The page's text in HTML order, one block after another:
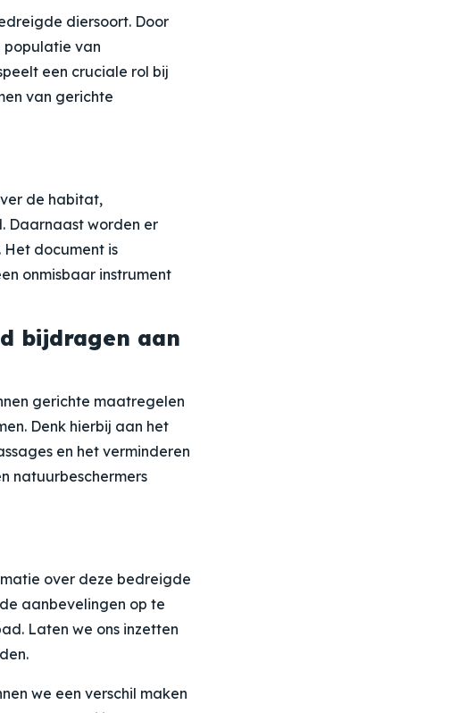
diersoort. Door
populatie van
een cruciale rol bij
van gerichte
de habitat,
Daarnaast worden er
document is
onmisbaar instrument
bijdragen aan
gerichte maatregelen
Denk hierbij aan het
en het verminderen
natuurbeschermers
over deze bedreigde
aanbevelingen op te
Laten we ons inzetten
we een verschil maken